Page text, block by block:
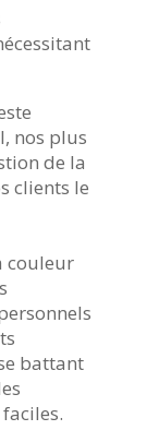
nos plus
de la
clients le
couleur
battant